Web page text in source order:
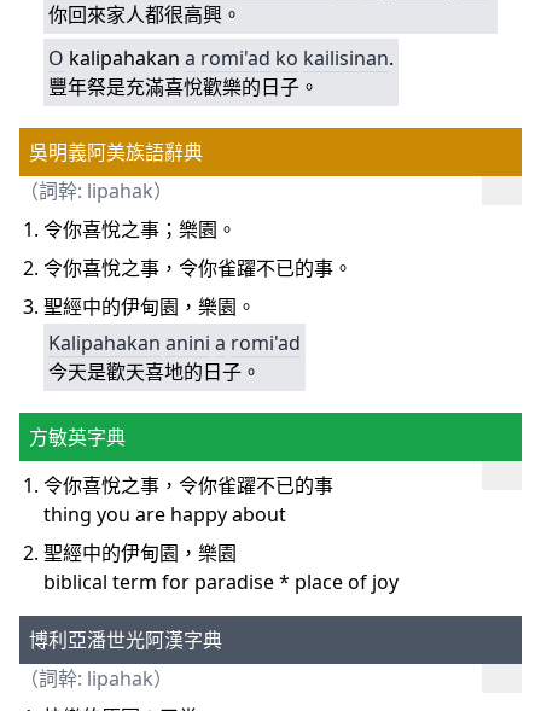
你回來家人都很高興。
O kalipahakan a romi'ad ko kailisinan.
豐年祭是充滿喜悅歡樂的日子。
吳明義阿美族語辭典
（詞幹: lipahak）
令你喜悅之事；樂園。
令你喜悅之事，令你雀躍不已的事。
聖經中的伊甸園，樂園。
Kalipahakan anini a romi'ad
今天是歡天喜地的日子。
方敏英字典
令你喜悅之事，令你雀躍不已的事
thing you are happy about
聖經中的伊甸園，樂園
biblical term for paradise * place of joy
博利亞潘世光阿漢字典
（詞幹: lipahak）